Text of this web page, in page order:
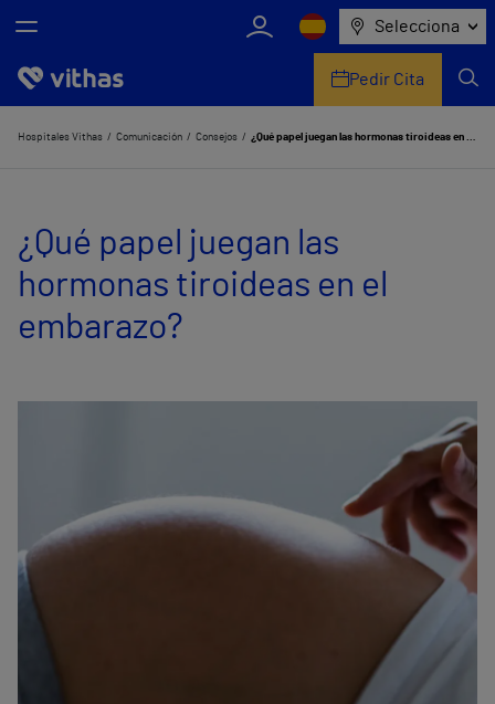
Selecciona
Nosotros
Servicios de salud
Equipo médico y asistencial
Comunicación
Pedir Cita
Hospitales Vithas Comunicación Consejos ¿Qué papel juegan las hormonas tiroideas en el embarazo?
¿Qué papel juegan las
hormonas tiroideas en el
embarazo?